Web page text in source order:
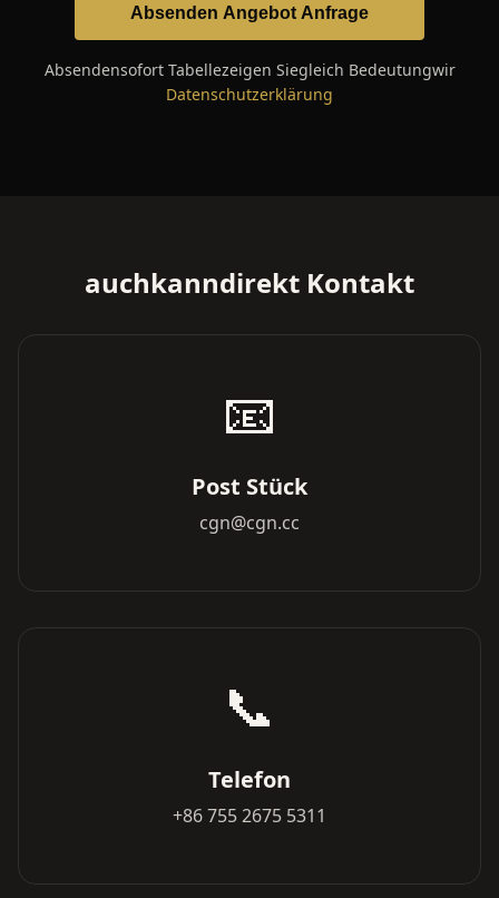
Absenden Angebot Anfrage
Absendensofort Tabellezeigen Siegleich Bedeutungwir
Datenschutzerklärung
auchkanndirekt Kontakt
📧
Post Stück
cgn@cgn.cc
📞
Telefon
+86 755 2675 5311